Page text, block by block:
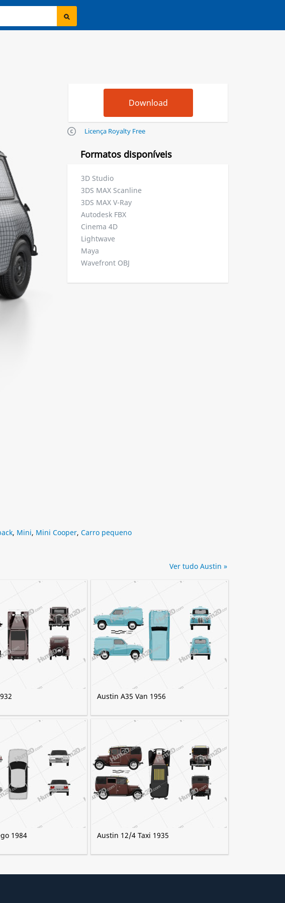
Licença Royalty Free
Formatos disponíveis
3D Studio
3DS MAX Scanline
3DS MAX V-Ray
Autodesk FBX
Cinema 4D
Lightwave
Maya
Wavefront OBJ
, Mini, Mini Cooper, Carro pequeno
Austin A35 Van 1956
1984 Austin 12/4 Taxi 1935
Ver tudo Austin »